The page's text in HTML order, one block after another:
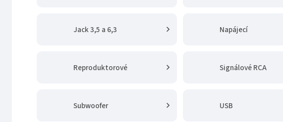
Jack 3,5 a 6,3 Napájecí
Reproduktorové Signálové RCA
Subwoofer USB